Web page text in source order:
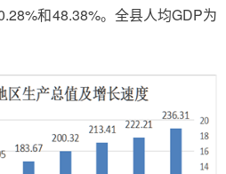
和48.38%。全县人均GDP为